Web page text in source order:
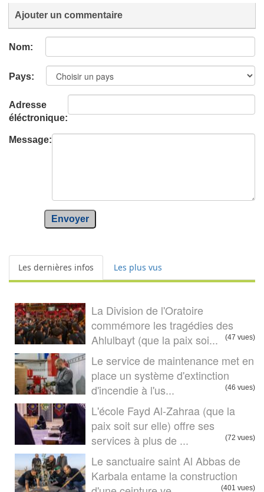
Ajouter un commentaire
Nom:
Pays:
Adresse
éléctronique:
Message:
Envoyer
Les dernières infos Les plus vus
La Division de l'Oratoire
commémore les tragédies des
Ahlulbayt (que la paix soi...
(47 vues)
Le service de maintenance met en
place un système d'extinction
d'incendie à l'us...
(46 vues)
L'école Fayd Al-Zahraa (que la
paix soit sur elle) offre ses
services à plus de ...
(72 vues)
Le sanctuaire saint Al Abbas de
Karbala entame la construction
(401 vues)